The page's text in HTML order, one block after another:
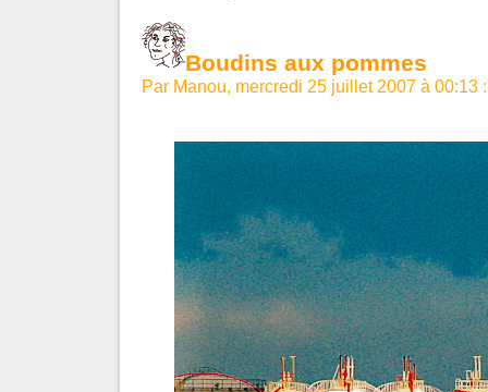
Boudins aux pommes
Par Manou, mercredi 25 juillet 2007 à 00:13